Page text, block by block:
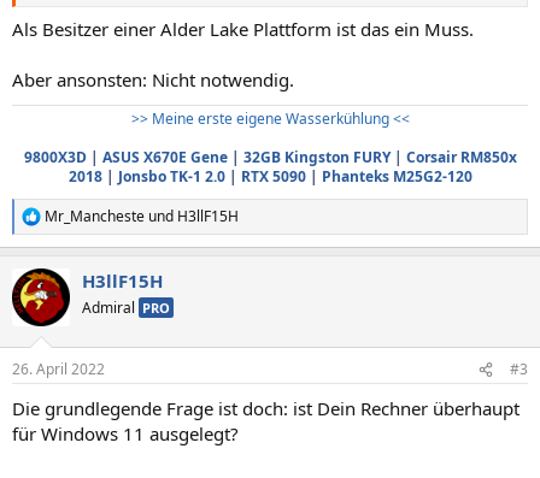
Als Besitzer einer Alder Lake Plattform ist das ein Muss.
Aber ansonsten: Nicht notwendig.
>> Meine erste eigene Wasserkühlung <<
9800X3D| ASUS X670E Gene| 32GB Kingston FURY| Corsair RM850x
2018| Jonsbo TK-1 2.0| RTX 5090| Phanteks M25G2-120
R
e
k
t
i
e
:
Mr_Mancheste und H3llF15H
H3llF15H
Admiral PRO
26. April 2022 #3
Die grundlegende Frage ist doch: ist Dein Rechner überhaupt
für Windows 11 ausgelegt?